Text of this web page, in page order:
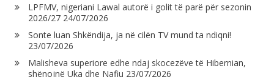
LPFMV, nigeriani Lawal autorë i golit të parë për sezonin
2026/27 24/07/2026
Sonte luan Shkëndija, ja në cilën TV mund ta ndiqni!
23/07/2026
Malisheva superiore edhe ndaj skocezëve të Hibernian,
shënojnë Uka dhe Nafiu 23/07/2026